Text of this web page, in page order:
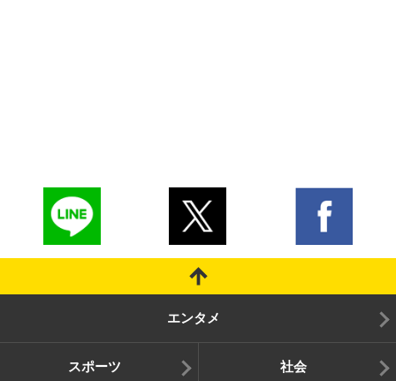
エンタメ
スポーツ 社会